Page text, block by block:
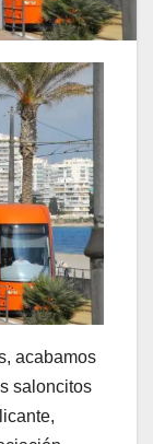
acabamos
saloncitos